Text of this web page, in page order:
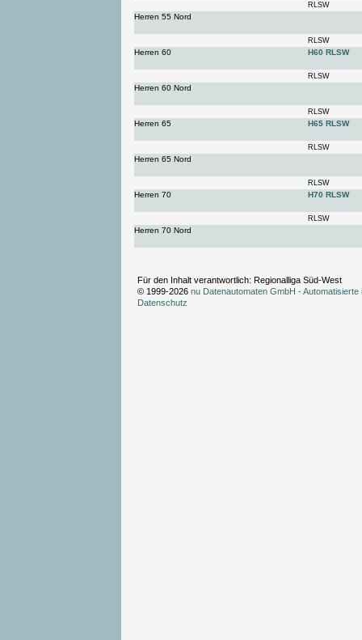
RLSW
Herren 55 Nord
RLSW
Herren 60 H60 RLSW
RLSW
Herren 60 Nord
RLSW
Herren 65 H65 RLSW
RLSW
Herren 65 Nord
RLSW
Herren 70 H70 RLSW
RLSW
Herren 70 Nord
Für den Inhalt verantwortlich: Regionalliga Süd-West
© 1999-2026 nu Datenautomaten GmbH -
Datenschutz